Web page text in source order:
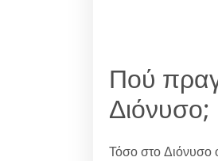
Πού
Διόνυσο;
Τόσο στο Διόνυσο